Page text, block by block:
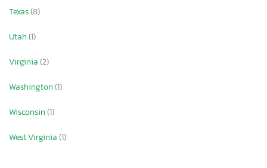
Texas(8)
Utah(1)
Virginia(2)
Washington(1)
Wisconsin(1)
West Virginia(1)